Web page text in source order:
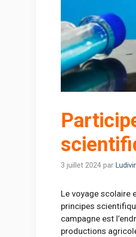
3 juillet 2024 par
Le voyage scolaire
principes
campagne est
productions